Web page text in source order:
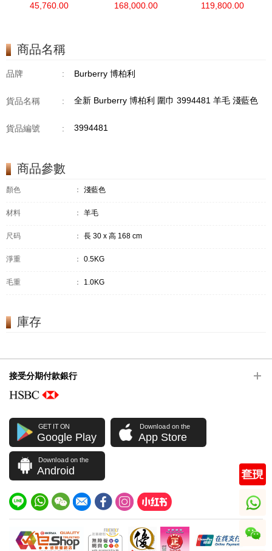
精鋼 Nekton Edition
45,760.00
0002 18kt玫瑰金/鋼
168,000.00
精鋼 單紅
119,800.00
商品名稱
品牌 : Burberry 博柏利
貨品名稱 : 全新 Burberry 博柏利 圍巾 3994481 羊毛 淺藍色
貨品編號 : 3994481
商品參數
顏色 ： 淺藍色
材料 ： 羊毛
尺码 ： 長 30 x 高 168 cm
淨重 ： 0.5KG
毛重 ： 1.0KG
庫存
接受分期付款銀行
GET IT ON
Google Play
Download on the
App Store
Download on the
Android
whatsapp